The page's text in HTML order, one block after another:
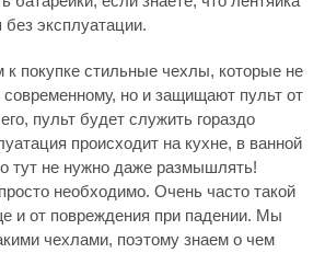
эксплуатации.
покупке стильные чехлы, которые не
современному, но и защищают пульт от
пульт будет служить гораздо
происходит на кухне, в ванной
тут не нужно даже размышлять!
необходимо. Очень часто такой
и от повреждения при падении. Мы
чехлами, поэтому знаем о чем